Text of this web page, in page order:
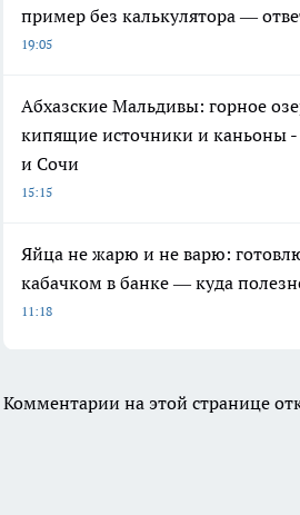
пример без калькулятора —
19:05
Абхазские Мальдивы: горное
кипящие источники и каньоны
и Сочи
15:15
Яйца не жарю и не варю:
кабачком в банке — куда
11:18
Комментарии на этой странице